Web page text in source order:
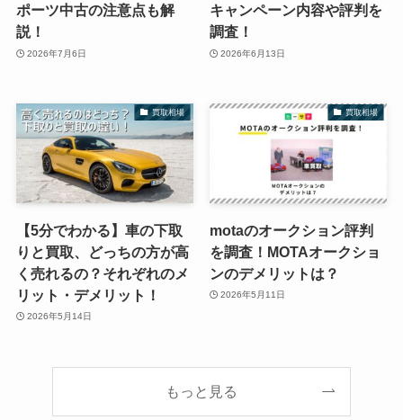
ポーツ中古の注意点も解
説！
2026年7月6日
キャンペーン内容や評判を
調査！
2026年6月13日
買取相場
【5分でわかる】車の下取
りと買取、どっちの方が高
く売れるの？それぞれのメ
リット・デメリット！
2026年5月14日
買取相場
motaのオークション評判
を調査！MOTAオークショ
ンのデメリットは？
2026年5月11日
もっと見る